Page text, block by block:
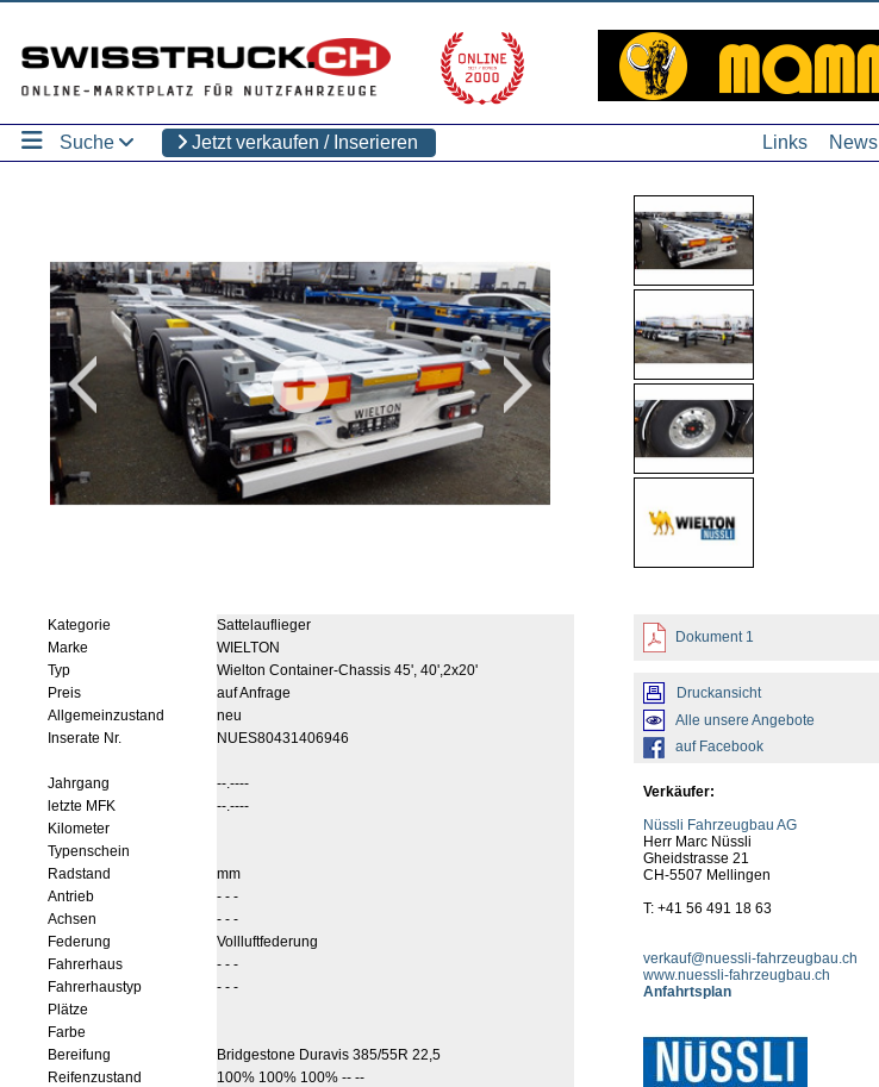
Suche Jetzt verkaufen / Inserieren Links News
Kategorie
Sattelauflieger
Marke
WIELTON
Typ
Wielton Container-Chassis 45', 40',2x20'
Preis
auf Anfrage
Allgemeinzustand
neu
Inserate Nr.
NUES80431406946
Jahrgang
--.----
letzte MFK
--.----
Kilometer
Typenschein
Radstand
mm
Antrieb
- - -
Achsen
- - -
Federung
Vollluftfederung
Fahrerhaus
- - -
Fahrerhaustyp
- - -
Plätze
Farbe
Bereifung
Bridgestone Duravis 385/55R 22,5
Reifenzustand
100% 100% 100% -- --
Dokument 1
Druckansicht
Alle unsere Angebote
auf Facebook
Verkäufer:
Nüssli Fahrzeugbau AG
Herr Marc Nüssli
Gheidstrasse 21
CH-5507 Mellingen
T: +41 56 491 18 63
verkauf@nuessli-fahrzeugbau.ch
www.nuessli-fahrzeugbau.ch
Anfahrtsplan